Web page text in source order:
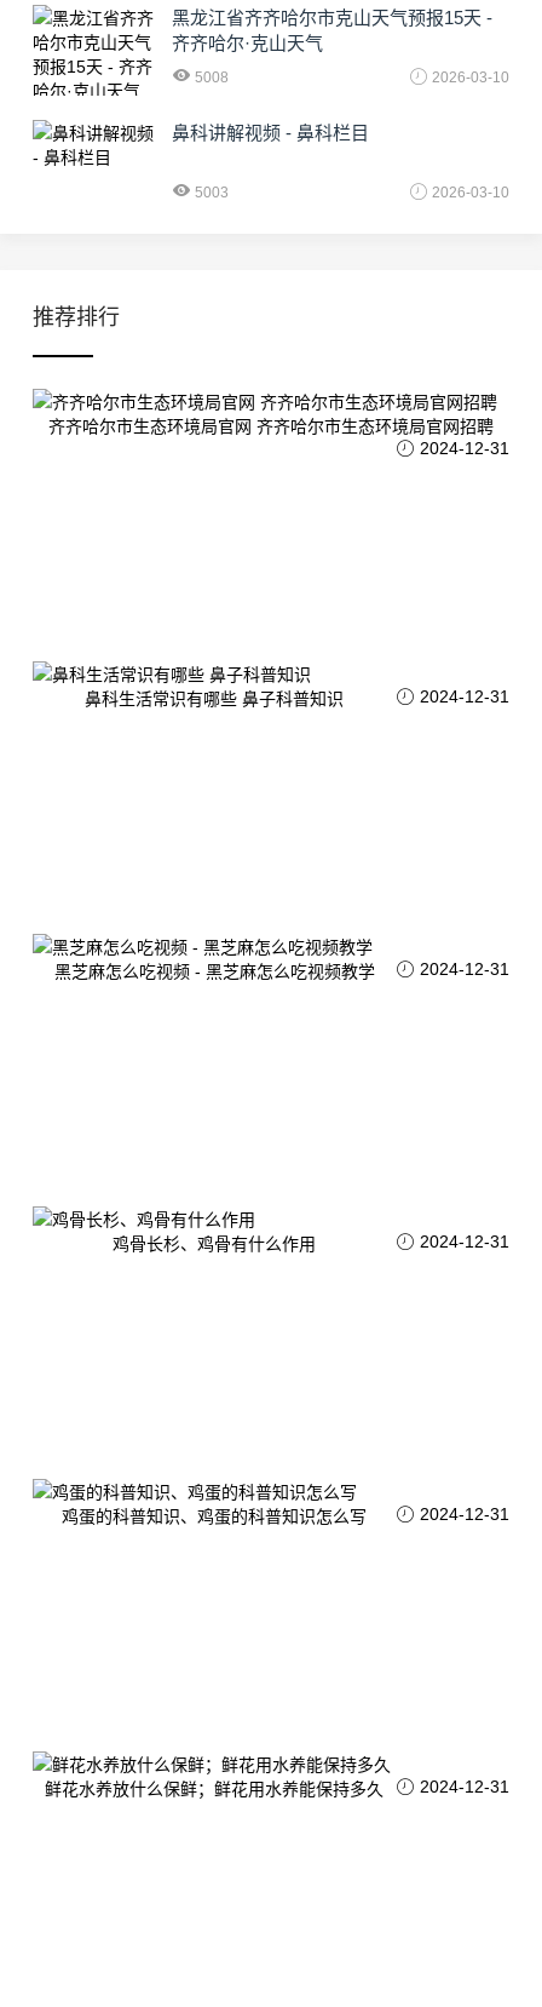
黑龙江省齐齐哈尔市克山天气预报15天 -
齐齐哈尔·克山天气
5008 2026-03-10
鼻科讲解视频 - 鼻科栏目
5003 2026-03-10
推荐排行
齐齐哈尔市生态环境局官网 齐齐哈尔市生态环境局官网招聘
2024-12-31
鼻科生活常识有哪些 鼻子科普知识 2024-12-31
黑芝麻怎么吃视频 - 黑芝麻怎么吃视频教学 2024-12-31
鸡骨长杉、鸡骨有什么作用 2024-12-31
鸡蛋的科普知识、鸡蛋的科普知识怎么写 2024-12-31
鲜花水养放什么保鲜；鲜花用水养能保持多久 2024-12-31